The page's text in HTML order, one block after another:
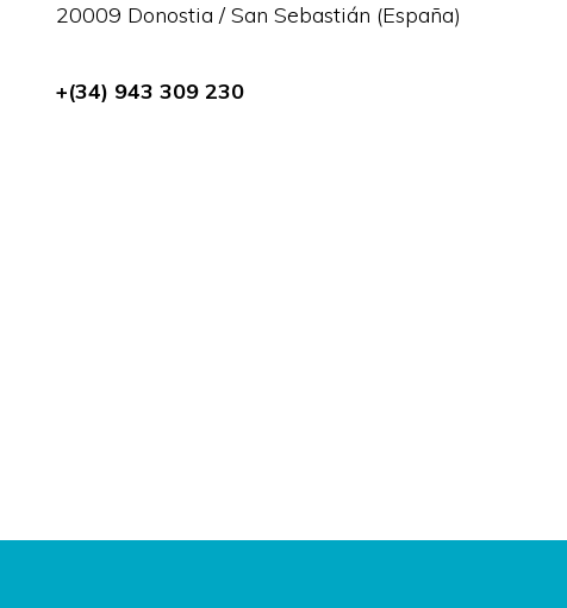
20009 Donostia / San Sebastián (España)
+(34) 943 309 230